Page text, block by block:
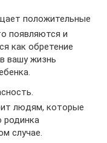
положительные
появляются и
как обретение
вашу жизнь
людям, которые
родинка
случае.